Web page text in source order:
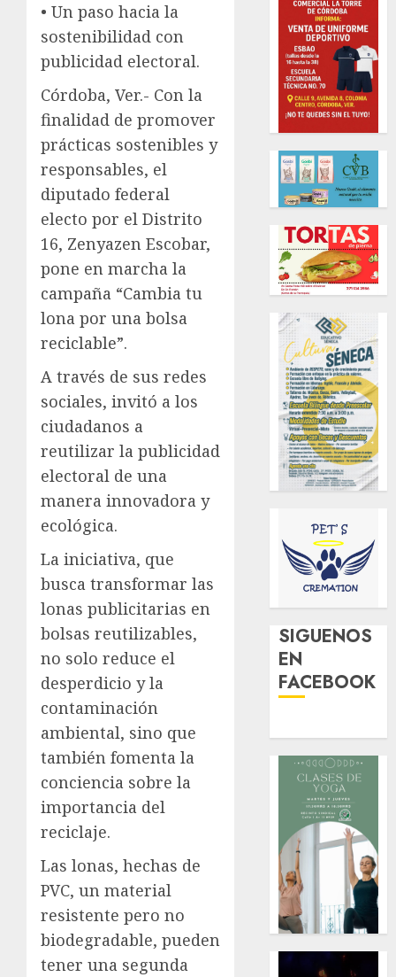
• Un paso hacia la
sostenibilidad con
publicidad electoral.
Córdoba, Ver.- Con la
finalidad de promover
prácticas sostenibles y
responsables, el
diputado federal
electo por el Distrito
16, Zenyazen Escobar,
pone en marcha la
campaña “Cambia tu
lona por una bolsa
reciclable”.
A través de sus redes
sociales, invitó a los
ciudadanos a
reutilizar la publicidad
electoral de una
manera innovadora y
ecológica.
La iniciativa, que
busca transformar las
lonas publicitarias en
bolsas reutilizables,
no solo reduce el
desperdicio y la
contaminación
ambiental, sino que
también fomenta la
conciencia sobre la
importancia del
reciclaje.
Las lonas, hechas de
PVC, un material
resistente pero no
biodegradable, pueden
tener una segunda
SIGUENOS
EN
FACEBOOK